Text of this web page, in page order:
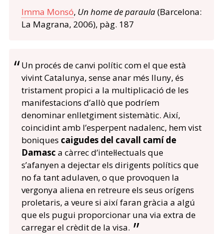
Imma Monsó, Un home de paraula(Barcelona:
La Magrana, 2006), pàg. 187
Un procés de canvi polític com el que està
vivint Catalunya, sense anar més lluny, és
tristament propici a la multiplicació de les
manifestacions d’allò que podríem
denominar enlletgiment sistemàtic. Així,
coincidint amb l’esperpent nadalenc, hem vist
boniques caigudes del cavall camí de
Damasc a càrrec d’intel·lectuals que
s’afanyen a dejectar els dirigents polítics que
no fa tant adulaven, o que provoquen la
vergonya aliena en retreure els seus orígens
proletaris, a veure si així faran gràcia a algú
que els pugui proporcionar una via extra de
carregar el crèdit de la visa.